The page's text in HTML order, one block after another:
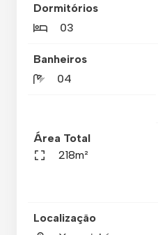
Dormitórios
03
Banheiros
04
Área Total
218m²
Localização